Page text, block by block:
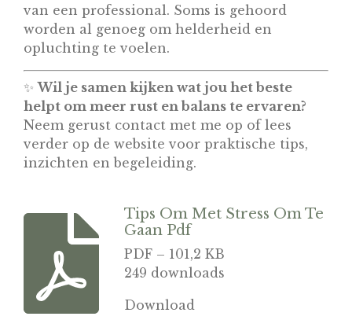
van een professional. Soms is gehoord
worden al genoeg om helderheid en
opluchting te voelen.
✨Wil je samen kijken wat jou het beste
helpt om meer rust en balans te ervaren?
Neem gerust contact met me op of lees
verder op de website voor praktische tips,
inzichten en begeleiding.
Tips Om Met Stress Om Te
Gaan Pdf
PDF – 101,2 KB
249 downloads
Download